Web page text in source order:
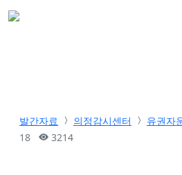
발간자료 의정감시센터 유권자
18
3214